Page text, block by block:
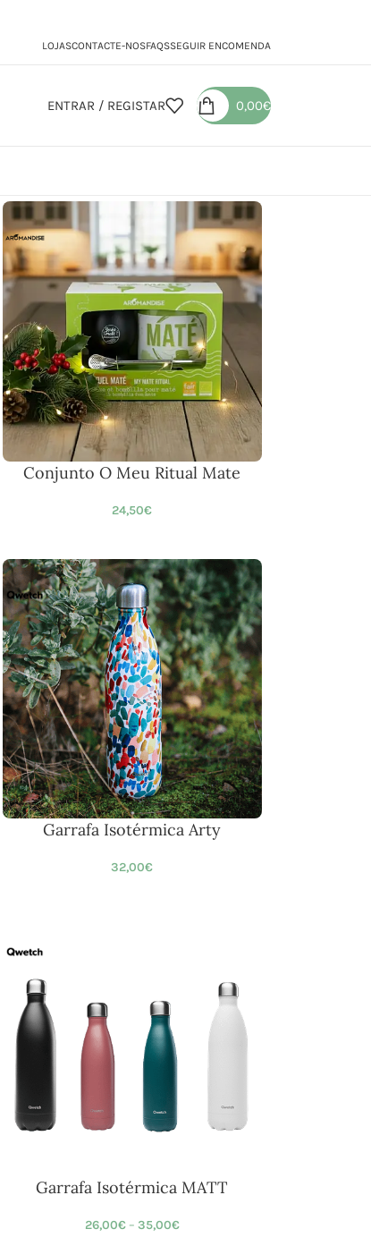
LOJASCONTACTE-NOSFAQSSEGUIR ENCOMENDA
ENTRAR / REGISTAR 0,00€
Conjunto O Meu Ritual Mate
24,50€
Garrafa Isotérmica Arty
32,00€
Garrafa Isotérmica MATT
26,00€ – 35,00€